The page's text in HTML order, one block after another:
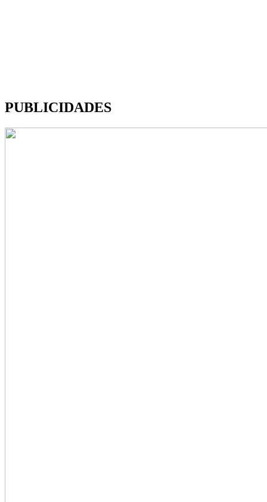
PUBLICIDADES